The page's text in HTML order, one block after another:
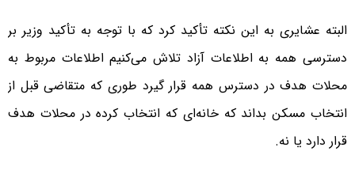
البته عشایری به این نکته تأکید کرد که با توجه به تأکید وزیر بر
دسترسی همه به اطلاعات آزاد تلاش می‌کنیم اطلاعات مربوط به
محلات هدف در دسترس همه قرار گیرد طوری که متقاضی قبل از
انتخاب مسکن بداند که خانه‌ای که انتخاب کرده در محلات هدف
قرار دارد یا نه.